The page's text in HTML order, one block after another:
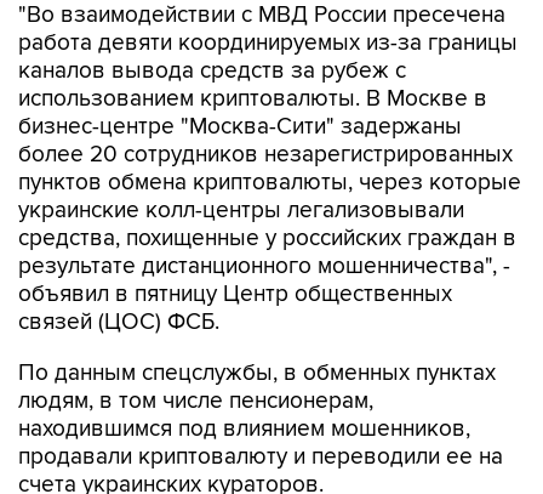
"Во взаимодействии с МВД России пресечена
работа девяти координируемых из-за границы
каналов вывода средств за рубеж с
использованием криптовалюты. В Москве в
бизнес-центре "Москва-Сити" задержаны
более 20 сотрудников незарегистрированных
пунктов обмена криптовалюты, через которые
украинские колл-центры легализовывали
средства, похищенные у российских граждан в
результате дистанционного мошенничества", -
объявил в пятницу Центр общественных
связей (ЦОС) ФСБ.
По данным спецслужбы, в обменных пунктах
людям, в том числе пенсионерам,
находившимся под влиянием мошенников,
продавали криптовалюту и переводили ее на
счета украинских кураторов.